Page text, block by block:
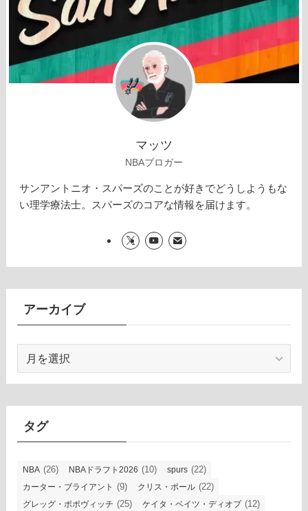
マッツ
NBAブロガー
サンアントニオ・スパーズのことが好きでどうしようもな
い理学療法士。スパーズのコアな情報を届けます。
アーカイブ
カ
イ
タグ
NBA (26) NBAドラフト2026 (10) spurs (22)
カーター・ブライアント (9) クリス・ポール (22)
グレッグ・ポポヴィッチ (25) ケイタ・ベイツ・ディオプ(12)